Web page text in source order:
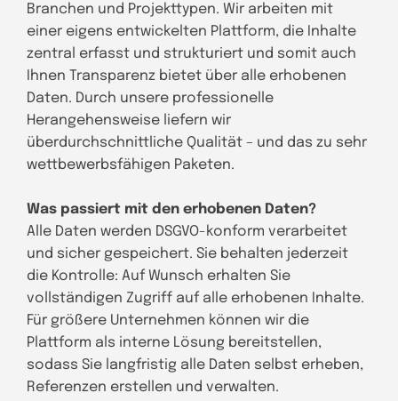
Branchen und Projekttypen. Wir arbeiten mit
einer eigens entwickelten Plattform, die Inhalte
zentral erfasst und strukturiert und somit auch
Ihnen Transparenz bietet über alle erhobenen
Daten. Durch unsere professionelle
Herangehensweise liefern wir
überdurchschnittliche Qualität – und das zu sehr
wettbewerbsfähigen Paketen.
Was passiert mit den erhobenen Daten?
Alle Daten werden DSGVO-konform verarbeitet
und sicher gespeichert. Sie behalten jederzeit
die Kontrolle: Auf Wunsch erhalten Sie
vollständigen Zugriff auf alle erhobenen Inhalte.
Für größere Unternehmen können wir die
Plattform als interne Lösung bereitstellen,
sodass Sie langfristig alle Daten selbst erheben,
Referenzen erstellen und verwalten.